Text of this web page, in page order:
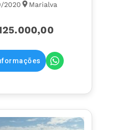
2020 Marialva